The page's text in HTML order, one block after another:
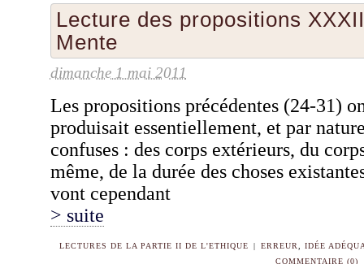
Lecture des propositions
Mente
dimanche 1 mai 2011
Les propositions précédentes (24-31)
produisait essentiellement, et par
confuses : des corps extérieurs, du
même, de la durée des choses
vont cependant
> suite
LECTURES DE LA PARTIE II DE L'ETHIQUE | ERREUR
IDÉE
COMMENTAIRE (0)